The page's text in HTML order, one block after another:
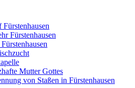
Fürstenhausen
Fürstenhausen
Mutter Gottes
von Staßen in Fürstenhausen